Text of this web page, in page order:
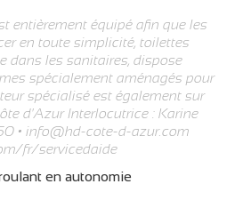
entièrement équipé afin que les
en toute simplicité, toilettes
dans les sanitaires, dispose
spécialement aménagés pour
spécialisé est également sur
d'Azur Interlocutrice : Karine
• info@hd-cote-d-azur.com
fr/servicedaide
en autonomie